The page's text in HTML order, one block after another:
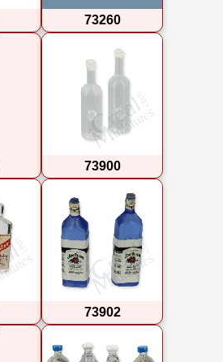
73260
73900
73902